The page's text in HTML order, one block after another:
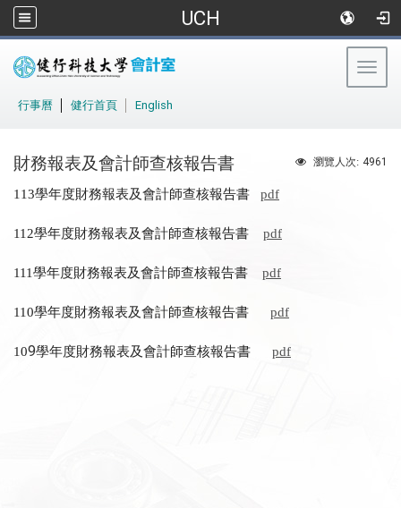
UCH
行事曆 健行首頁 English
瀏覽人次: 4961
財務報表及會計師查核報告書
113學年度財務報表及會計師查核報告書 pdf
112學年度財務報表及會計師查核報告書 pdf
111學年度財務報表及會計師查核報告書 pdf
110學年度財務報表及會計師查核報告書 pdf
109學年度財務報表及會計師查核報告書 pdf